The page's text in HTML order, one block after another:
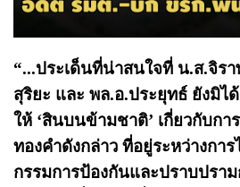
“...ประเด็นที่น่าสนใจที่ น.ส.จิร
สุริยะ และ พล.อ.ประยุทธ์ ยังมิ
ให้ ‘สินบนข้ามชาติ’ เกี่ยวกับก
ทองคำดังกล่าว ที่อยู่ระหว่างกา
กรรมการป้องกันและปราบปรา